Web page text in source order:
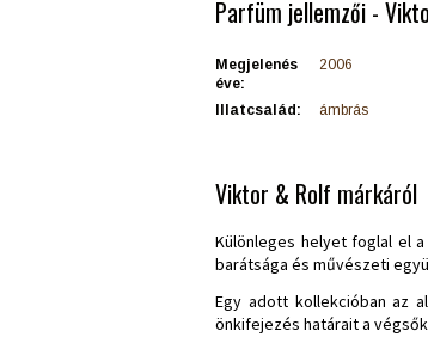
Parfüm jellemzői -
Megjelenés
éve:
2006
Illatcsalád: ámbrás
Viktor & Rolf márkáról
Különleges helyet foglal el
barátsága és művészeti
Egy adott kollekcióban az
önkifejezés határait a